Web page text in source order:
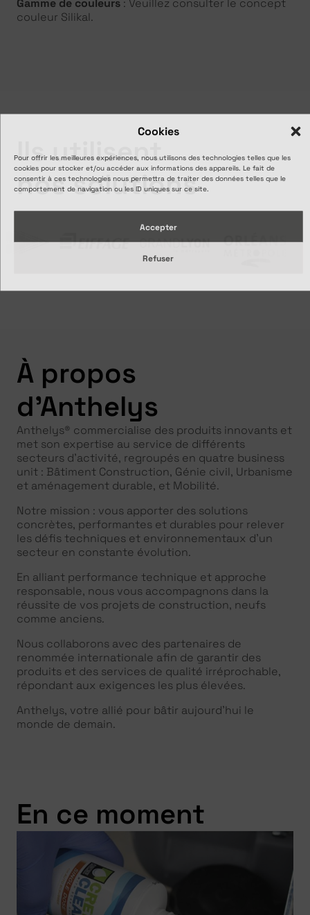
Cookies
Pour offrir les meilleures expériences, nous utilisons des technologies telles que les
cookies pour stocker et/ou accéder aux informations des appareils. Le fait de
consentir à ces technologies nous permettra de traiter des données telles que le
comportement de navigation ou les ID uniques sur ce site.
Accepter
Refuser
Gamme de couleurs : Veuillez consulter le concept
couleur Silikal.
Ils utilisent
nos solutions
À propos
d'Anthelys
Anthelys® commercialise des produits innovants et
met son expertise au service de différents
secteurs d’activité, regroupés en quatre business
unit : Bâtiment Construction, Génie civil, Urbanisme
et aménagement durable, et Mobilité.
Notre mission : vous apporter des solutions
concrètes, performantes et durables pour relever
les défis techniques et environnementaux d’un
secteur en constante évolution.
En alliant performance technique et approche
responsable, nous vous accompagnons dans la
réussite de vos projets de construction, neufs
comme anciens.
Nous collaborons avec des partenaires de
renommée internationale afin de garantir des
produits et des services de qualité irréprochable,
répondant aux exigences les plus élevées.
Anthelys, votre allié pour bâtir aujourd’hui le
monde de demain.
En ce moment